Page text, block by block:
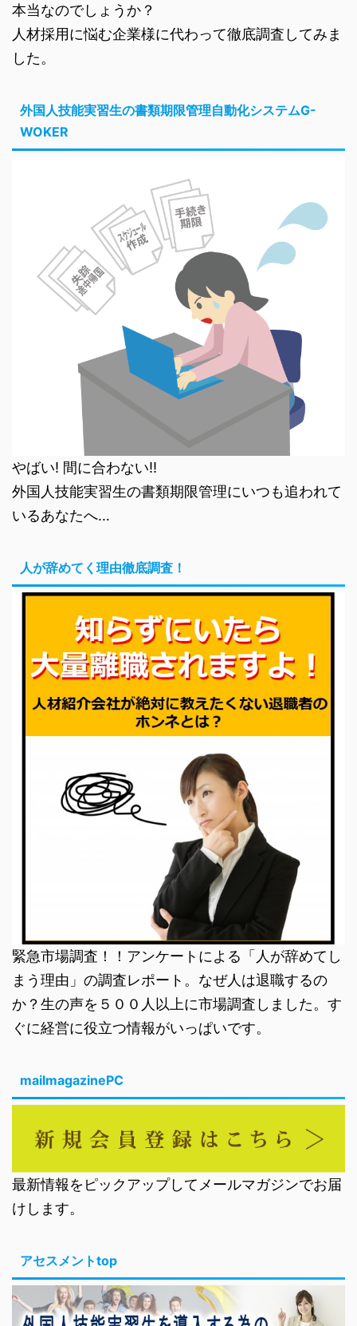
本当なのでしょうか？
人材採用に悩む企業様に代わって徹底調査してみま
した。
外国人技能実習生の書類期限管理自動化システムG-
WOKER
やばい! 間に合わない!!
外国人技能実習生の書類期限管理にいつも追われて
いるあなたへ…
人が辞めてく理由徹底調査！
緊急市場調査！！アンケートによる「人が辞めてし
まう理由」の調査レポート。なぜ人は退職するの
か？生の声を５００人以上に市場調査しました。す
ぐに経営に役立つ情報がいっぱいです。
mailmagazinePC
最新情報をピックアップしてメールマガジンでお届
けします。
アセスメントtop